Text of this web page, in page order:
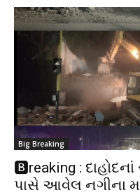
Big Breaking
🅱️reaking :
પાસે આવેલ નગીના